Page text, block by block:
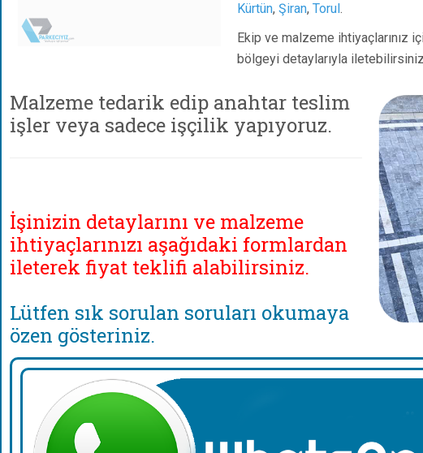
Kürtün, Şiran, Torul .
Ekip ve malzeme ihtiyaçlarınız
bölgeyi detaylarıyla
Malzeme tedarik edip anahtar teslim
işler veya sadece işçilik yapıyoruz.
İşinizin detaylarını ve malzeme
ihtiyaçlarınızı aşağıdaki formlardan
ileterek fiyat teklifi alabilirsiniz.
Lütfen sık sorulan soruları okumaya
özen gösteriniz.